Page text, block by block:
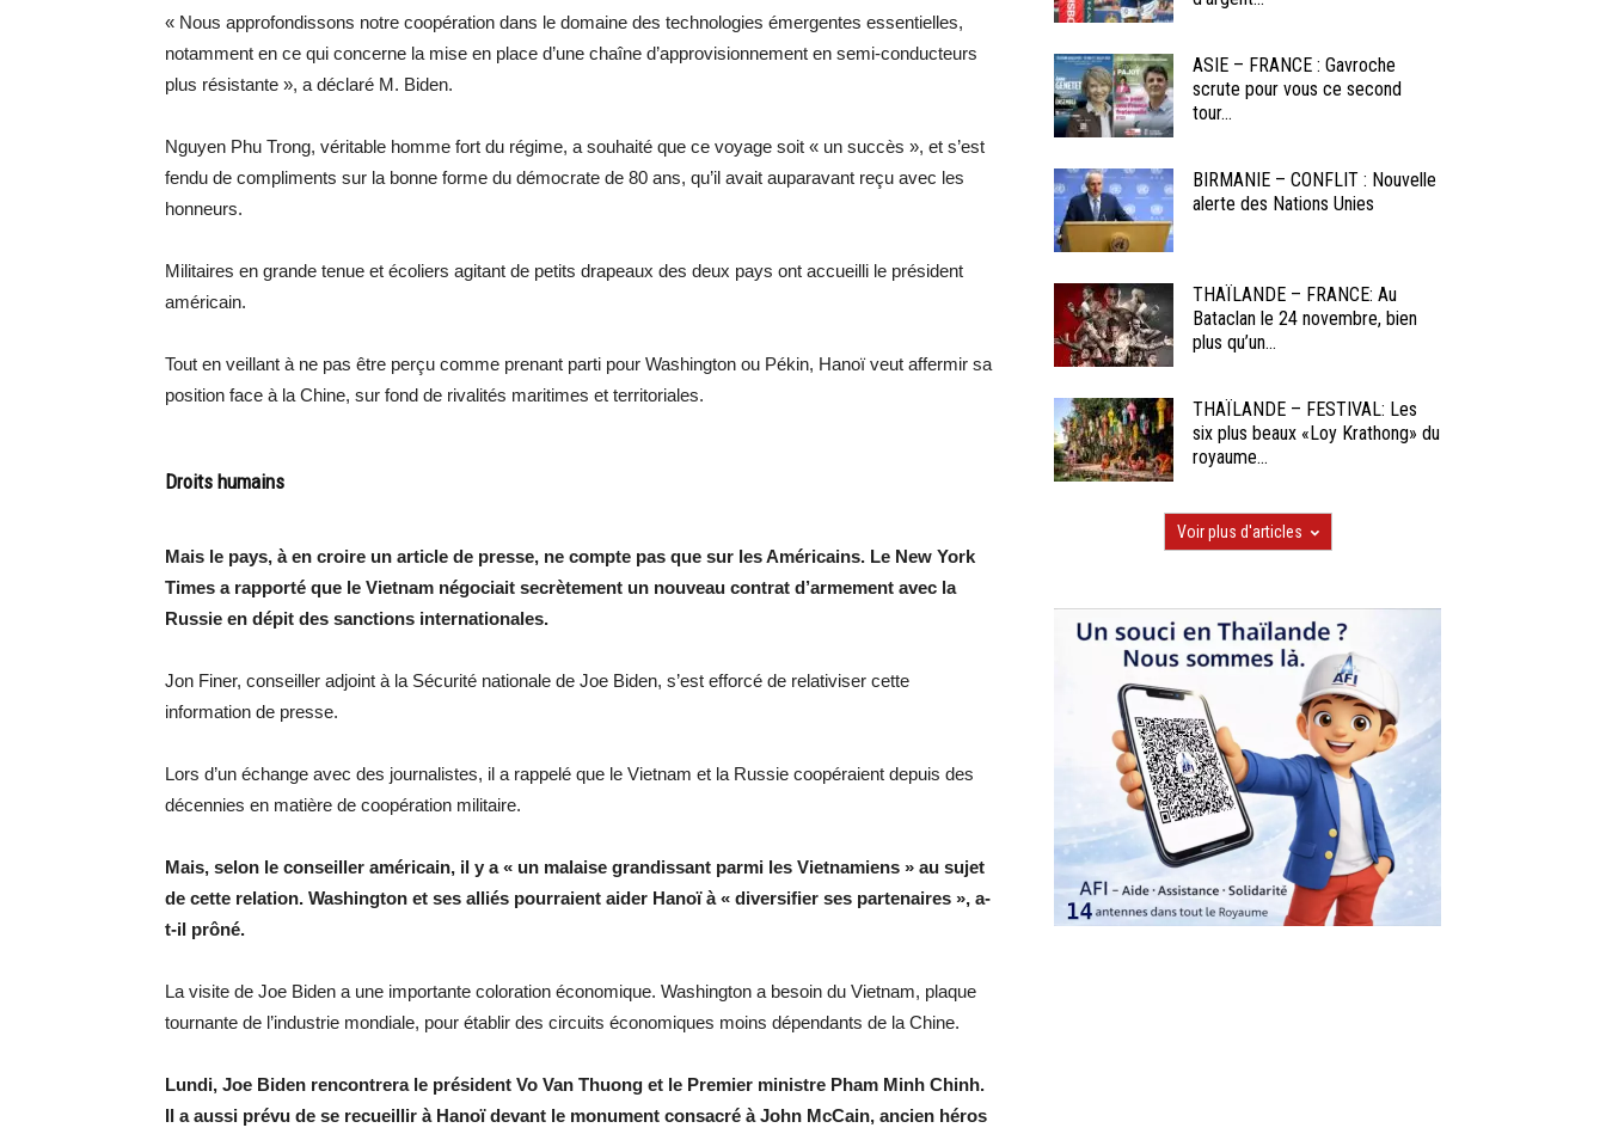
« Nous approfondissons notre coopération dans le domaine des technologies émergentes essentielles,
notamment en ce qui concerne la mise en place d’une chaîne d’approvisionnement en semi-conducteurs
plus résistante », a déclaré M. Biden.
Nguyen Phu Trong, véritable homme fort du régime, a souhaité que ce voyage soit « un succès », et s’est
fendu de compliments sur la bonne forme du démocrate de 80 ans, qu’il avait auparavant reçu avec les
honneurs.
Militaires en grande tenue et écoliers agitant de petits drapeaux des deux pays ont accueilli le président
américain.
Tout en veillant à ne pas être perçu comme prenant parti pour Washington ou Pékin, Hanoï veut affermir sa
position face à la Chine, sur fond de rivalités maritimes et territoriales.
Droits humains
Mais le pays, à en croire un article de presse, ne compte pas que sur les Américains. Le New York
Times a rapporté que le Vietnam négociait secrètement un nouveau contrat d’armement avec la
Russie en dépit des sanctions internationales.
Jon Finer, conseiller adjoint à la Sécurité nationale de Joe Biden, s’est efforcé de relativiser cette
information de presse.
Lors d’un échange avec des journalistes, il a rappelé que le Vietnam et la Russie coopéraient depuis des
décennies en matière de coopération militaire.
Mais, selon le conseiller américain, il y a « un malaise grandissant parmi les Vietnamiens » au sujet
de cette relation. Washington et ses alliés pourraient aider Hanoï à « diversifier ses partenaires », a-
t-il prôné.
La visite de Joe Biden a une importante coloration économique. Washington a besoin du Vietnam, plaque
tournante de l’industrie mondiale, pour établir des circuits économiques moins dépendants de la Chine.
Lundi, Joe Biden rencontrera le président Vo Van Thuong et le Premier ministre Pham Minh Chinh.
Il a aussi prévu de se recueillir à Hanoï devant le monument consacré à John McCain, ancien héros
ASIE – FRANCE : Gavroche
scrute pour vous ce second
tour...
BIRMANIE – CONFLIT : Nouvelle
alerte des Nations Unies
THAÏLANDE – FRANCE: Au
Bataclan le 24 novembre, bien
plus qu’un...
THAÏLANDE – FESTIVAL: Les
six plus beaux «Loy Krathong» du
royaume...
Voir plus d'articles